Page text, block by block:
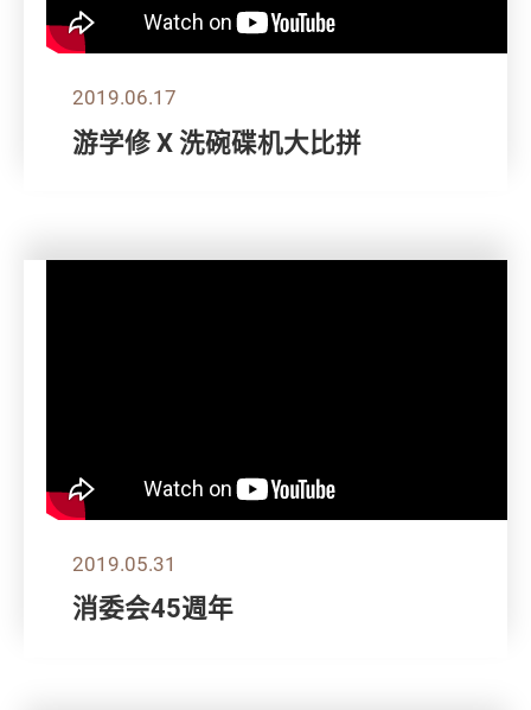
2019.06.17
游学修 X 洗碗碟机大比拼
2019.05.31
消委会45週年